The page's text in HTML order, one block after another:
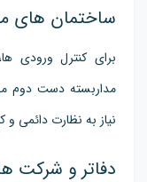
ساختمان های
برای کنترل ورودی
مداربسته دست دوم
نیاز به نظارت دائمی و
دفاتر و شرکت